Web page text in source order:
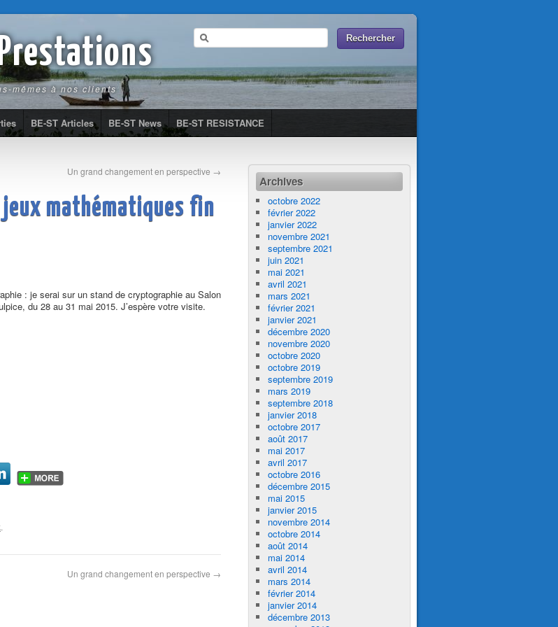
mêmes à nos clients
BE-ST Articles BE-ST News BE-ST RESISTANCE
Un grand changement en perspective →
mathématiques fin
: je serai sur un stand de cryptographie au Salon
du 28 au 31 mai 2015. J’espère votre visite.
.
Un grand changement en perspective →
Archives
octobre 2022
février 2022
janvier 2022
novembre 2021
septembre 2021
juin 2021
mai 2021
avril 2021
mars 2021
février 2021
janvier 2021
décembre 2020
novembre 2020
octobre 2020
octobre 2019
septembre 2019
mars 2019
septembre 2018
janvier 2018
octobre 2017
août 2017
mai 2017
avril 2017
octobre 2016
décembre 2015
mai 2015
janvier 2015
novembre 2014
octobre 2014
août 2014
mai 2014
avril 2014
mars 2014
février 2014
janvier 2014
décembre 2013